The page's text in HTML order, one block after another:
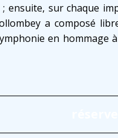
ensuite, sur chaque
a composé
en hommage